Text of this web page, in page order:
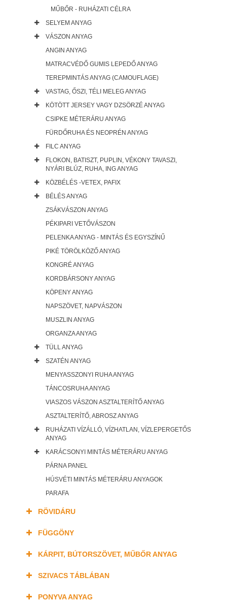
MŰBŐR - RUHÁZATI CÉLRA
SELYEM ANYAG
VÁSZON ANYAG
ANGIN ANYAG
MATRACVÉDŐ GUMIS LEPEDŐ ANYAG
TEREPMINTÁS ANYAG (CAMOUFLAGE)
VASTAG, ŐSZI, TÉLI MELEG ANYAG
KÖTÖTT JERSEY VAGY DZSÖRZÉ ANYAG
CSIPKE MÉTERÁRU ANYAG
FÜRDŐRUHA ÉS NEOPRÉN ANYAG
FILC ANYAG
FLOKON, BATISZT, PUPLIN, VÉKONY TAVASZI,
NYÁRI BLÚZ, RUHA, ING ANYAG
KÖZBÉLÉS -VETEX, PAFIX
BÉLÉS ANYAG
ZSÁKVÁSZON ANYAG
PÉKIPARI VETŐVÁSZON
PELENKA ANYAG - MINTÁS ÉS EGYSZÍNŰ
PIKÉ TÖRÖLKÖZŐ ANYAG
KONGRÉ ANYAG
KORDBÁRSONY ANYAG
KÖPENY ANYAG
NAPSZÖVET, NAPVÁSZON
MUSZLIN ANYAG
ORGANZA ANYAG
TÜLL ANYAG
SZATÉN ANYAG
MENYASSZONYI RUHA ANYAG
TÁNCOSRUHA ANYAG
VIASZOS VÁSZON ASZTALTERÍTŐ ANYAG
ASZTALTERÍTŐ, ABROSZ ANYAG
RUHÁZATI VÍZÁLLÓ, VÍZHATLAN, VÍZLEPERGETŐS
ANYAG
KARÁCSONYI MINTÁS MÉTERÁRU ANYAG
PÁRNA PANEL
HÚSVÉTI MINTÁS MÉTERÁRU ANYAGOK
PARAFA
RÖVIDÁRU
FÜGGÖNY
KÁRPIT, BÚTORSZÖVET, MŰBŐR ANYAG
SZIVACS TÁBLÁBAN
PONYVA ANYAG